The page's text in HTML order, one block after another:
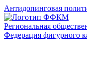
Антидопинговая
Региональная
Федерация фигурного